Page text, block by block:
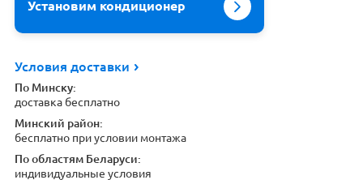
Установим кондиционер
Условия доставки
По Минску:
доставка бесплатно
Минский район:
бесплатно при условии монтажа
По областям Беларуси:
индивидуальные условия